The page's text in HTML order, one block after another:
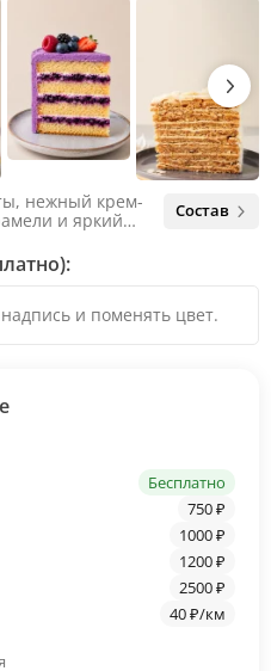
нежный крем-
и яркий
карамели, не
Состав
Бесплатно
750 ₽
1000 ₽
1200 ₽
2500 ₽
40 ₽/км